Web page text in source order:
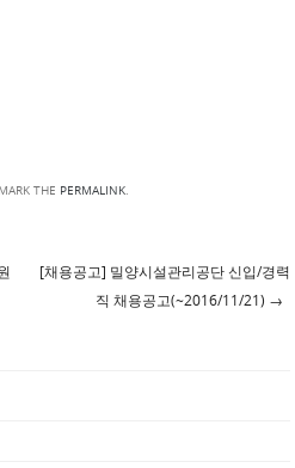
THE PERMALINK.
[채용공고] 밀양시설관리공단 신입/경력
직 채용공고(~2016/11/21) →